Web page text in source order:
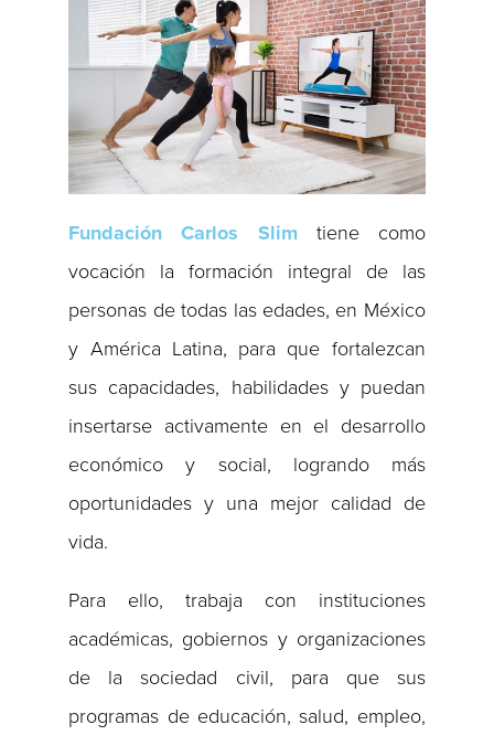
Fundación Carlos Slimtiene como
vocación la formación integral de las
personas de todas las edades, en México
y América Latina, para que fortalezcan
sus capacidades, habilidades y puedan
insertarse activamente en el desarrollo
económico y social, logrando más
oportunidades y una mejor calidad de
vida.
Para ello, trabaja con instituciones
académicas, gobiernos y organizaciones
de la sociedad civil, para que sus
programas de educación, salud, empleo,